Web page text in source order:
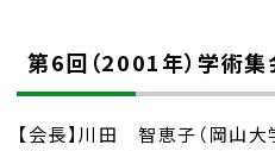
第6回（2001年）学術集
【会長】川田 智恵子（岡山大